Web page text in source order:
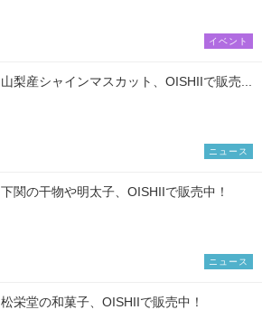
イベント
山梨産シャインマスカット、OISHIIで販売...
ニュース
下関の干物や明太子、OISHIIで販売中！
ニュース
松栄堂の和菓子、OISHIIで販売中！